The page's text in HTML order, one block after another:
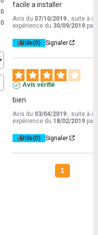
0
0
facile a installer
Avis du 07/10/2019
, suite à
expérience du 30/09/2019 par
Utile(0) Signaler
Avis vérifié
bien
Avis du 03/04/2019
, suite à
expérience du 18/02/2019 par
Utile(0) Signaler
1